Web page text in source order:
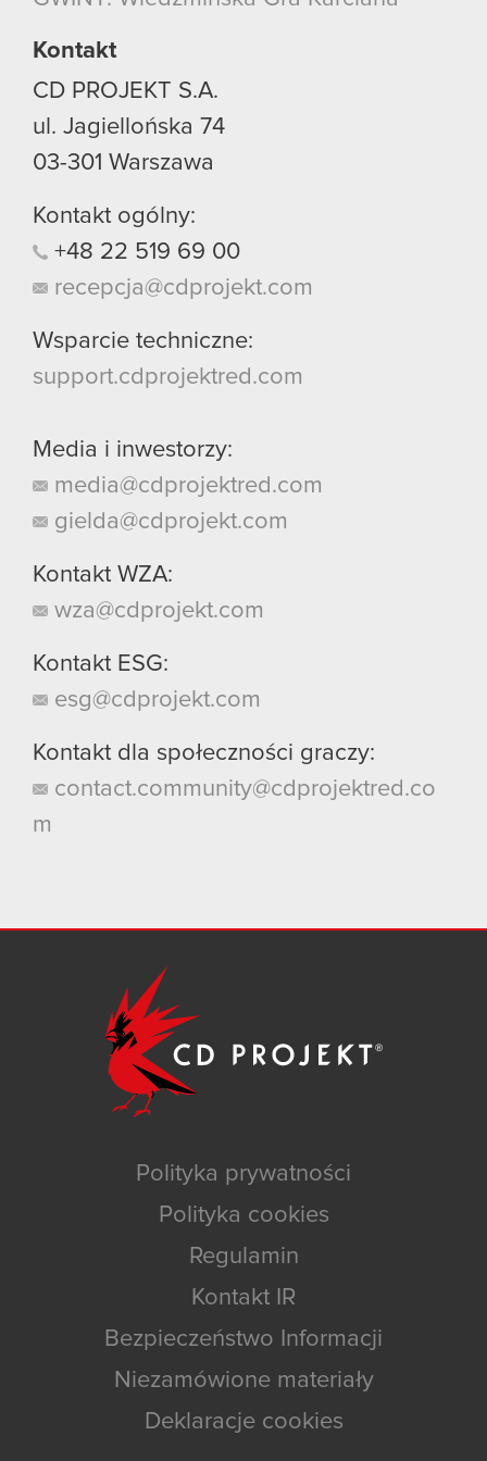
używanie plików cookie.
Kontakt
CD PROJEKT S.A.
ul. Jagiellońska 74
03-301 Warszawa
Kontakt ogólny:
+48 22 519 69 00
recepcja@cdprojekt.com
Wsparcie techniczne:
support.cdprojektred.com
Media i inwestorzy:
media@cdprojektred.com
gielda@cdprojekt.com
Kontakt WZA:
wza@cdprojekt.com
Kontakt ESG:
esg@cdprojekt.com
Kontakt dla społeczności graczy:
contact.community@cdprojektred.co
m
Polityka prywatności
Polityka cookies
Regulamin
Kontakt IR
Bezpieczeństwo Informacji
Niezamówione materiały
Deklaracje cookies